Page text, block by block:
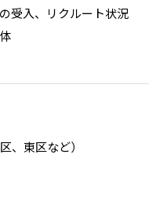
受入、リクルート状況
、東区など）